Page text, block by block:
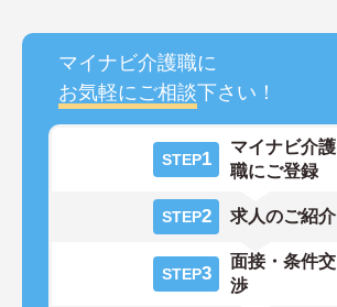
マイナビ介護職に
お気軽にご相談下さい！
STEP1
マイナビ介護
職にご登録
STEP2 求人のご紹介
STEP3
面接・条件交
渉